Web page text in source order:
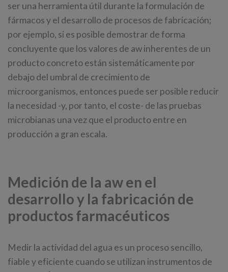
ser una herramienta útil durante la formulación de
fármacos y el desarrollo de procesos de fabricación;
por ejemplo, si es posible demostrar de forma
concluyente que los valores de aw inherentes de un
producto concreto están sistemáticamente por
debajo del umbral de crecimiento de
microorganismos, entonces puede ser posible reducir
la necesidad -y, por tanto, el coste- de las pruebas
microbianas una vez que el producto entre en
producción a gran escala.
Medición de la aw en el
desarrollo y la fabricación de
productos farmacéuticos
Medir la actividad del agua es un proceso sencillo,
fiable y eficiente cuando se utilizan instrumentos de